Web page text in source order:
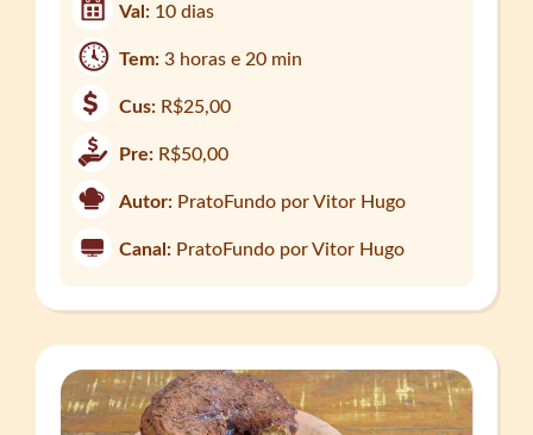
Val: 10 dias
Tem:3 horas e 20 min
Cus: R$25,00
Pre: R$50,00
Autor: PratoFundo por Vitor Hugo
Canal: PratoFundo por Vitor Hugo